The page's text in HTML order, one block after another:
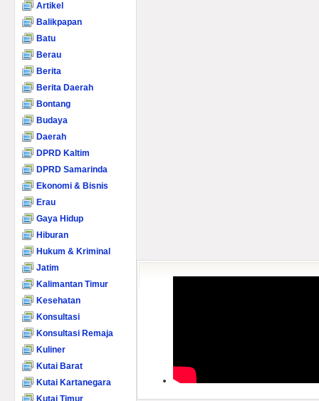
Artikel
Balikpapan
Batu
Berau
Berita
Berita Daerah
Bontang
Budaya
Daerah
DPRD Kaltim
DPRD Samarinda
Ekonomi & Bisnis
Erau
Gaya Hidup
Hiburan
Hukum & Kriminal
Jatim
Kalimantan Timur
Kesehatan
Konsultasi
Konsultasi Remaja
Kuliner
Kutai Barat
Kutai Kartanegara
Kutai Timur